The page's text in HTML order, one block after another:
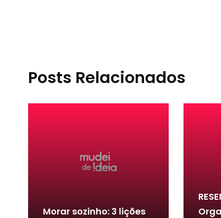
Posts Relacionados
Morar sozinho: 3 lições